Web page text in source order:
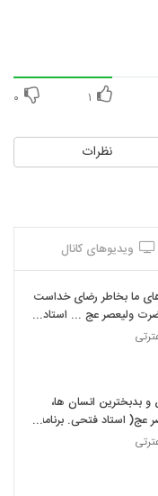
۱ ۰
نظرات
ویدیوهای کانال
ما بخاطر رضای خداست
ولیعصر عج ... استاد
بدبخترین انسان ها،
عج( استاد فتحی. برنامه